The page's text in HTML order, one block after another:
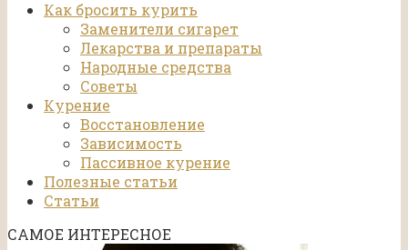
Как бросить курить
Заменители сигарет
Лекарства и препараты
Народные средства
Советы
Курение
Восстановление
Зависимость
Пассивное курение
Полезные статьи
Статьи
САМОЕ ИНТЕРЕСНОЕ